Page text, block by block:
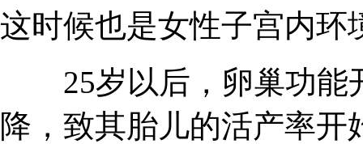
这时候也是女性子宫内环
25岁以后，卵巢功能
降，致其胎儿的活产率开